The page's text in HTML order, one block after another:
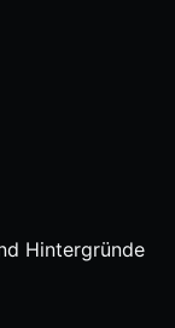
Hintergründe